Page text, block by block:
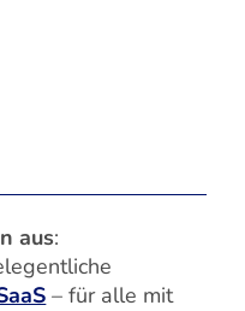
aus:
– für alle mit